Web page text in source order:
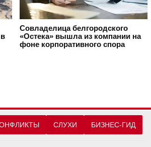
Совладелица белгородского
«Остека» вышла из компании на
фоне корпоративного спора
СЛУХИ БИЗНЕС-ГИД